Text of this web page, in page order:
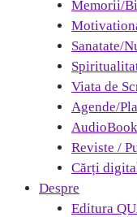
Memorii/
Sanatate/
Viata de
Agende/
Reviste /
Cărți
Despre
Editura